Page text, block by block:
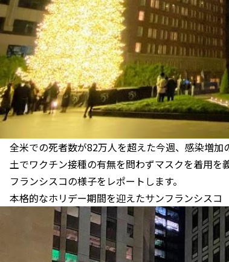
全米での死者数が82万人を超えた今週、感染増
土でワクチン接種の有無を問わずマスクを着用
フランシスコの様子をレポートします。
本格的なホリデー期間を迎えたサンフランシスコ